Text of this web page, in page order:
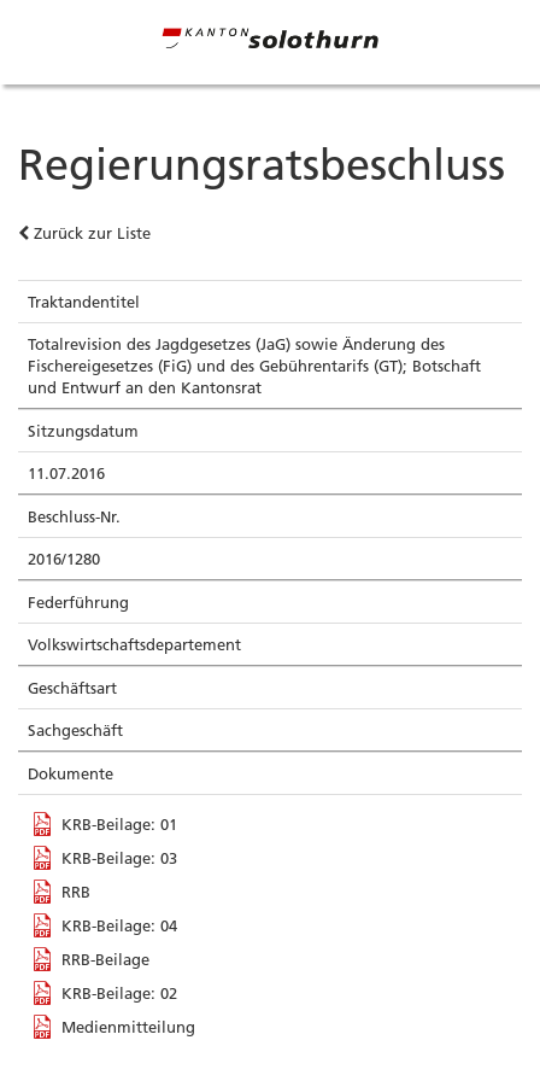
Beschlussnummer
Hauptinhalt
Regierungsratsbeschluss
Zurück zur Liste
Traktandentitel
Totalrevision des Jagdgesetzes (JaG) sowie Änderung des
Fischereigesetzes (FiG) und des Gebührentarifs (GT); Botschaft
und Entwurf an den Kantonsrat
Sitzungsdatum
11.07.2016
Beschluss-Nr.
2016/1280
Federführung
Volkswirtschaftsdepartement
Geschäftsart
Sachgeschäft
Dokumente
KRB-Beilage: 01
KRB-Beilage: 03
RRB
KRB-Beilage: 04
RRB-Beilage
KRB-Beilage: 02
Medienmitteilung